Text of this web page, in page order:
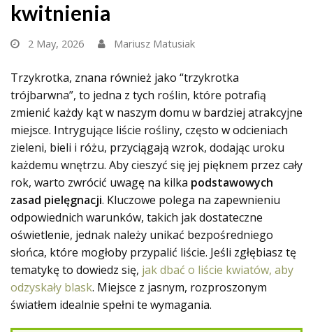
kwitnienia
2 May, 2026 Mariusz Matusiak
Trzykrotka, znana również jako “trzykrotka
trójbarwna”, to jedna z tych roślin, które potrafią
zmienić każdy kąt w naszym domu w bardziej atrakcyjne
miejsce. Intrygujące liście rośliny, często w odcieniach
zieleni, bieli i różu, przyciągają wzrok, dodając uroku
każdemu wnętrzu. Aby cieszyć się jej pięknem przez cały
rok, warto zwrócić uwagę na kilka podstawowych
zasad pielęgnacji. Kluczowe polega na zapewnieniu
odpowiednich warunków, takich jak dostateczne
oświetlenie, jednak należy unikać bezpośredniego
słońca, które mogłoby przypalić liście. Jeśli zgłębiasz tę
tematykę to dowiedz się, jak dbać o liście kwiatów, aby
odzyskały blask. Miejsce z jasnym, rozproszonym
światłem idealnie spełni te wymagania.